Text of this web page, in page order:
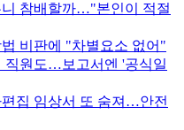
참배할까…"본인이 적절
비판에 "차별요소 없어"
직원도…보고서엔 '공식일
집 임상서 또 숨져…안전